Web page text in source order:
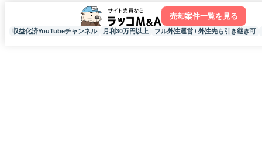
売却案件一覧を見る
収益化済YouTubeチャンネル 月利30万円以上 フル外注運営 / 外注先も引き継ぎ可